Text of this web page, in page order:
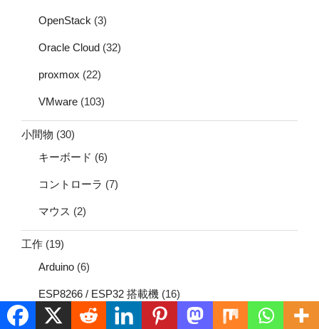
OpenStack (3)
Oracle Cloud (32)
proxmox (22)
VMware (103)
小間物 (30)
キーボード (6)
コントローラ (7)
マウス (2)
工作 (19)
Arduino (6)
ESP8266 / ESP32 搭載機 (16)
液晶(1)